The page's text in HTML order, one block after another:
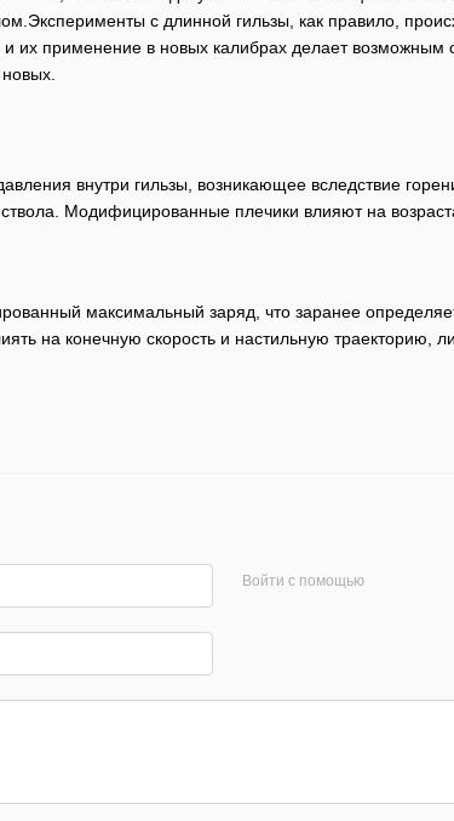
с длинной гильзы, как правило,
и их применение в новых калибрах делает
внутри гильзы, возникающее вследствие
ствола. Модифицированные плечики влияют на
максимальный заряд, что заранее
на конечную скорость и настильную траекторию,
Войти с помощью